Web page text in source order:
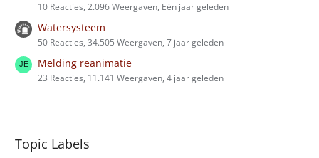
10 Reacties, 2.096 Weergaven, Eén jaar geleden
Watersysteem
50 Reacties, 34.505 Weergaven, 7 jaar geleden
Melding reanimatie
23 Reacties, 11.141 Weergaven, 4 jaar geleden
Topic Labels